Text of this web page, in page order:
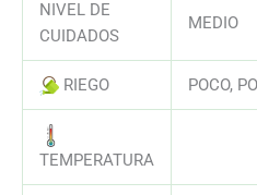
NIVEL DE
CUIDADOS
MEDIO
RIEGO POCO,
TEMPERATURA